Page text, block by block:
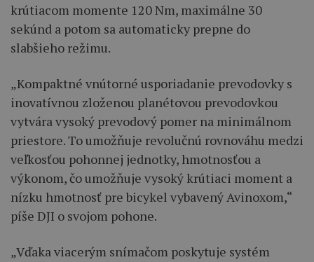
krútiacom momente 120 Nm, maximálne 30
sekúnd a potom sa automaticky prepne do
slabšieho režimu.
„Kompaktné vnútorné usporiadanie prevodovky s
inovatívnou zloženou planétovou prevodovkou
vytvára vysoký prevodový pomer na minimálnom
priestore. To umožňuje revolučnú rovnováhu medzi
veľkosťou pohonnej jednotky, hmotnosťou a
výkonom, čo umožňuje vysoký krútiaci moment a
nízku hmotnosť pre bicykel vybavený Avinoxom,“
píše DJI o svojom pohone.
„Vďaka viacerým snímačom poskytuje systém